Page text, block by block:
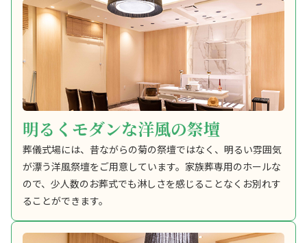
明るくモダンな洋風の祭壇
葬儀式場には、昔ながらの菊の祭壇ではなく、明るい雰囲気
が漂う洋風祭壇をご用意しています。家族葬専用のホールな
ので、少人数のお葬式でも淋しさを感じることなくお別れす
ることができます。